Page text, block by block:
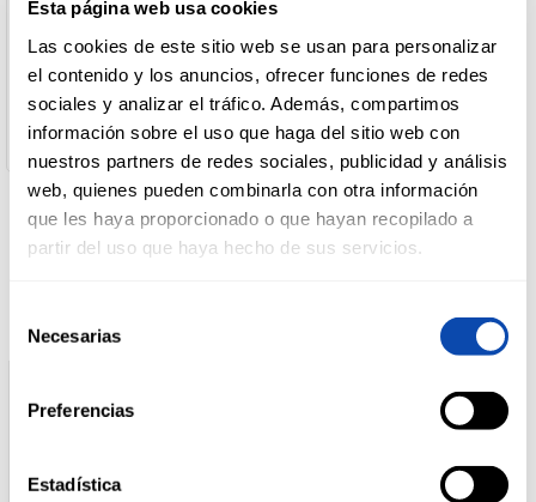
Esta página web usa cookies
Las cookies de este sitio web se usan para personalizar
el contenido y los anuncios, ofrecer funciones de redes
sociales y analizar el tráfico. Además, compartimos
información sobre el uso que haga del sitio web con
nuestros partners de redes sociales, publicidad y análisis
web, quienes pueden combinarla con otra información
que les haya proporcionado o que hayan recopilado a
partir del uso que haya hecho de sus servicios.
Necesarias
Preferencias
Estadística
Y LIMPIEZA
PERFUMERÍA
E HIGIENE
BAZAR
Mondelez España Commercial S.L.
Dirección del Operador:
C/Eucalipto, 25 - 28016 Madrid, España
Cantidad neta:
100 gr
Productos relacionados